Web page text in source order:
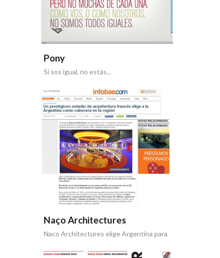
Pony
Si sos igual, no estás...
Naço Architectures
Naco Architectures elige Argentina para